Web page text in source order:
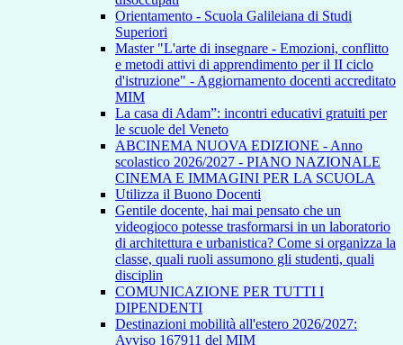
Orientamento - Scuola Galileiana di Studi
Superiori
Master "L'arte di insegnare - Emozioni, conflitto
e metodi attivi di apprendimento per il II ciclo
d'istruzione" - Aggiornamento docenti accreditato
MIM
La casa di Adam”: incontri educativi gratuiti per
le scuole del Veneto
ABCINEMA NUOVA EDIZIONE - Anno
scolastico 2026/2027 - PIANO NAZIONALE
CINEMA E IMMAGINI PER LA SCUOLA
Utilizza il Buono Docenti
Gentile docente, hai mai pensato che un
videogioco potesse trasformarsi in un laboratorio
di architettura e urbanistica? Come si organizza la
classe, quali ruoli assumono gli studenti, quali
disciplin
COMUNICAZIONE PER TUTTI I
DIPENDENTI
Destinazioni mobilità all'estero 2026/2027:
Avviso 167911 del MIM